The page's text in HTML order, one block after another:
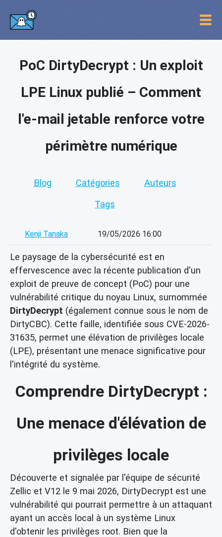
PoC DirtyDecrypt : Un exploit
LPE Linux publié – Comment
l'e-mail jetable renforce votre
périmètre numérique
Blog Catégories Auteurs
Tags
Kenji Tanaka 19/05/2026 16:00
Le paysage de la cybersécurité est en
effervescence avec la récente publication d'un
exploit de preuve de concept (PoC) pour une
vulnérabilité critique du noyau Linux, surnommée
DirtyDecrypt (également connue sous le nom de
DirtyCBC). Cette faille, identifiée sous CVE-2026-
31635, permet une élévation de privilèges locale
(LPE), présentant une menace significative pour
l'intégrité du système.
Comprendre DirtyDecrypt :
Une menace d'élévation de
privilèges locale
Découverte et signalée par l'équipe de sécurité
Zellic et V12 le 9 mai 2026, DirtyDecrypt est une
vulnérabilité qui pourrait permettre à un attaquant
ayant un accès local à un système Linux
d'obtenir les privilèges root. Bien que la